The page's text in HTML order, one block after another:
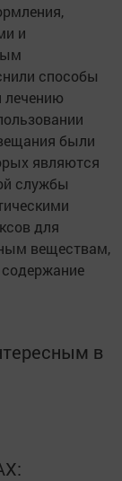
и
способы
лечению
были
являются
службы
для
веществам,
в